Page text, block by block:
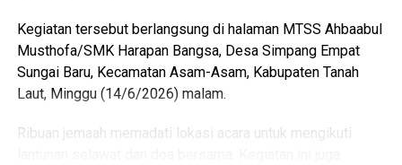
Bupati Tapin, agar diibatkan dan diberi keleluasaan
mengembangkan organisasi, untuk menghimpun seluruh
pengusaha dan bekerja menumbuhkan serta memajukan
perekonomian Tapin. Jadikan APINDO sebagai mitra
strategis dalam pengembangan ekonomi, karena di
Kegiatan tersebut berlangsung di halaman MTSS Ahbaabul
Musthofa/SMK Harapan Bangsa, Desa Simpang Empat
Sungai Baru, Kecamatan Asam-Asam, Kabupaten Tanah
Laut, Minggu (14/6/2026) malam.
‎Ribuan jemaah memadati lokasi acara untuk mengikuti